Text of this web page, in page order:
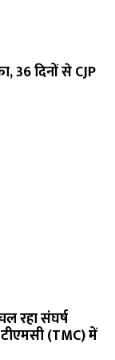
36 दिनों से CJP
रहा संघर्ष
टीएमसी (TMC) में